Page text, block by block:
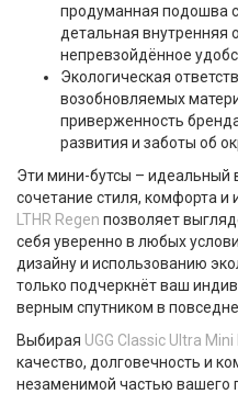
продуманная подошва
детальная внутренняя
непревзойдённое
Экологическая
возобновляемых
приверженность
развития и заботы об
Эти мини-бутсы – идеальный
сочетание стиля, комфорта и
LTHR Regen позволяет
себя уверенно в любых
дизайну и использованию
только подчеркнёт ваш
верным спутником в
Выбирая UGG Classic Ultra Mini
качество, долговечность и
незаменимой частью вашего